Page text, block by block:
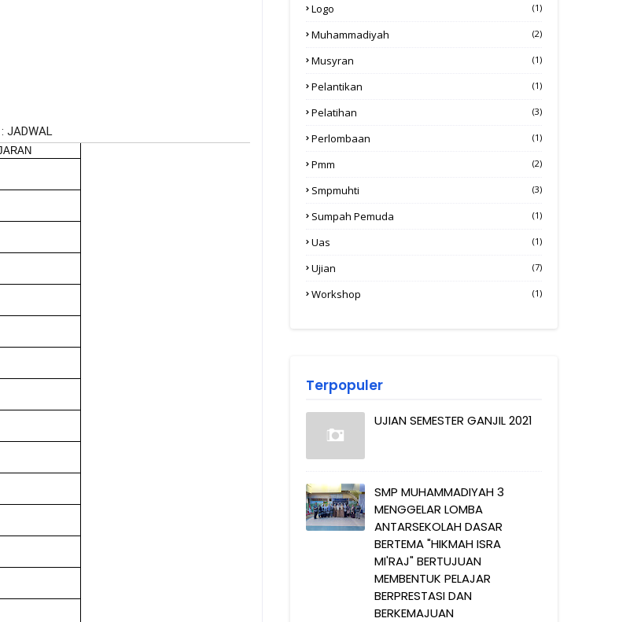
Logo (1)
Muhammadiyah (2)
Musyran (1)
Pelantikan (1)
Pelatihan (3)
Perlombaan (1)
Pmm (2)
Smpmuhti (3)
Sumpah Pemuda (1)
Uas (1)
Ujian (7)
Workshop (1)
Terpopuler
UJIAN SEMESTER GANJIL 2021
SMP MUHAMMADIYAH 3
MENGGELAR LOMBA
ANTARSEKOLAH DASAR
BERTEMA "HIKMAH ISRA
MI'RAJ" BERTUJUAN
MEMBENTUK PELAJAR
BERPRESTASI DAN
BERKEMAJUAN